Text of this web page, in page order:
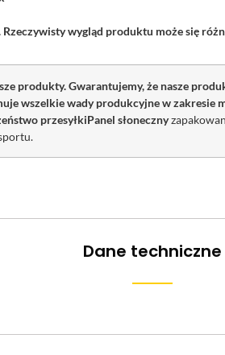
wygląd produktu może się
produkty. Gwarantujemy, że nasze
wszelkie wady produkcyjne w zakresie
przesyłkiPanel słoneczny
Dane techniczne